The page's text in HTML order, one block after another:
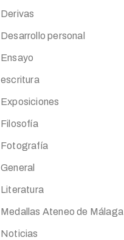
Derivas
Desarrollo personal
Ensayo
escritura
Exposiciones
Filosofía
Fotografía
General
Literatura
Medallas Ateneo de Málaga
Noticias